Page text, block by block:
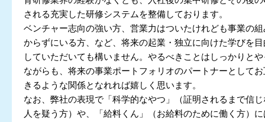
される充実した研修システムを整備しております。
ベンチャー志向の強い方、営業力はついたけれども事業の
からずにいる方、など、将来の起業・独立に向けた学びを
していただいても構いません。やるべきことはしっかりと
ながらも、将来の事業ポートフォリオのパートナーとして
きるような関係となれれば嬉しく思います。
なお、弊社の表現で「科学的なやつ」（証明されるまで信
人を疑う方）や、「給料くん」（お給料のために働く方）